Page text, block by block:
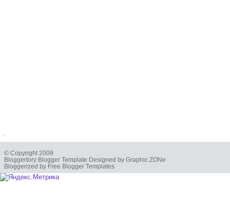
© Copyright 2009
Bloggertory Blogger Template Designed by Graphic ZONe
Bloggerized by Free Blogger Templates